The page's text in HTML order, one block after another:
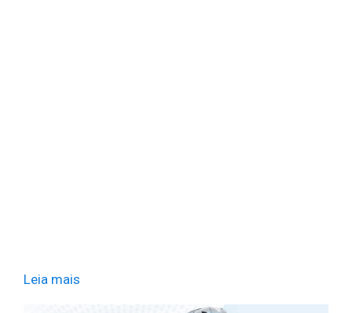
Leia mais